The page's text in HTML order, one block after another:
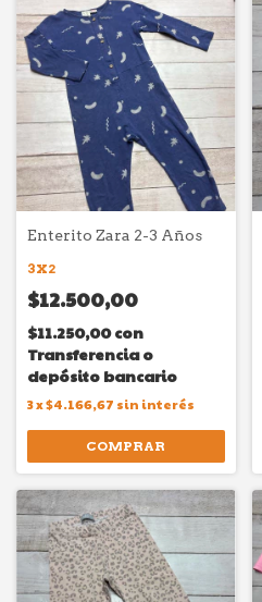
Enterito Zara 2-3 Años
3X2
$12.500,00
$11.250,00con
Transferencia o
depósito bancario
3x$4.166,67 sin interés
COMPRAR